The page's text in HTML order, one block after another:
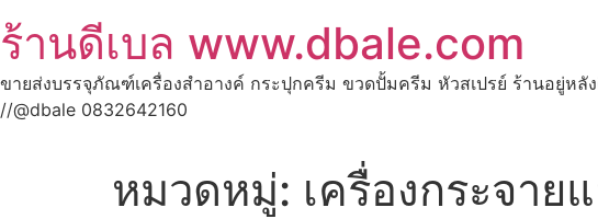
ร้านดีเบล www.dbale.com
ขายส่งบรรจุภัณฑ์เครื่องสำอางค์ กระปุกครีม ขวดปั้มครีม หัวสเปรย์ ร้านอยู่หลั
//@dbale 0832642160
หมวดหมู่: เครื่องกระจา